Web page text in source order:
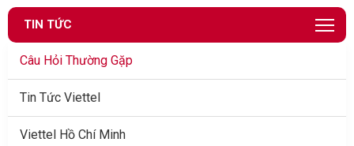
TIN TỨC
Câu Hỏi Thường Gặp
Tin Tức Viettel
Viettel Hồ Chí Minh